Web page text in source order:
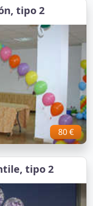
tipo 2
80 €
tipo 2